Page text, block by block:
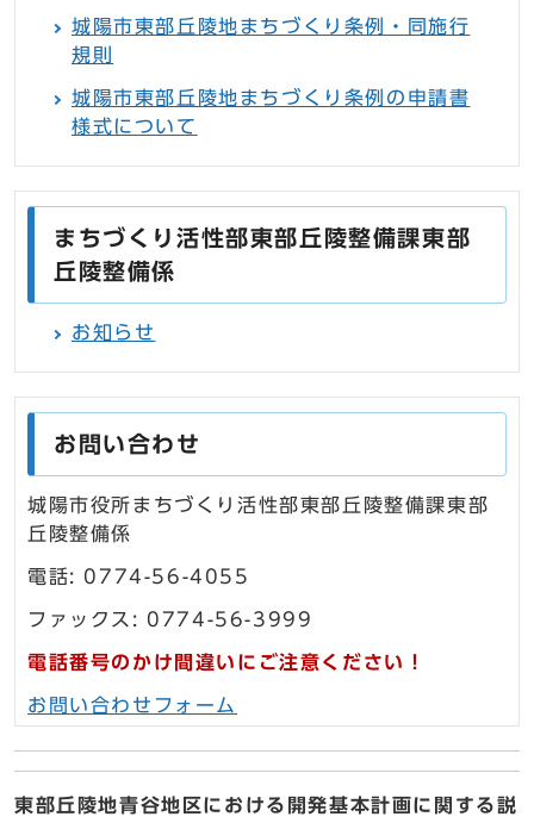
城陽市東部丘陵地まちづくり条例・同施行
規則
城陽市東部丘陵地まちづくり条例の申請書
様式について
まちづくり活性部東部丘陵整備課東部
丘陵整備係
お知らせ
お問い合わせ
城陽市役所まちづくり活性部東部丘陵整備課東部
丘陵整備係
電話: 0774-56-4055
ファックス: 0774-56-3999
電話番号のかけ間違いにご注意ください！
お問い合わせフォーム
東部丘陵地青谷地区における開発基本計画に関する説